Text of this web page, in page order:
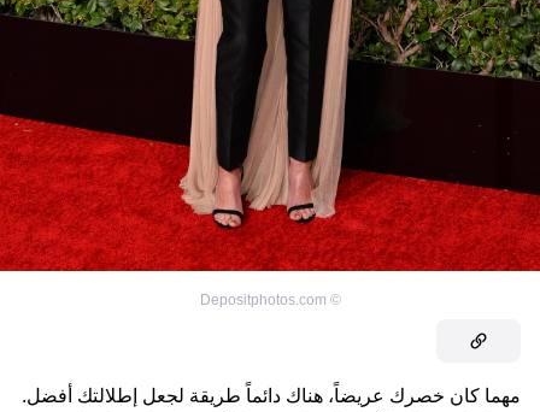
©
Depositphotos.com
مهما كان خصرك عريضاً، هناك دائماً طريقة لجعل إطلالتك أفضل.